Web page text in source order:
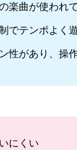
楽曲が使われ
でテンポよく
性があり、操
にくい